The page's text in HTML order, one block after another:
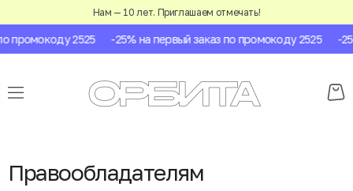
Нам — 10 лет. Приглашаем отмечать!
промокоду 2525 -25% на первый заказ по промокоду 2525 -
Правообладателям